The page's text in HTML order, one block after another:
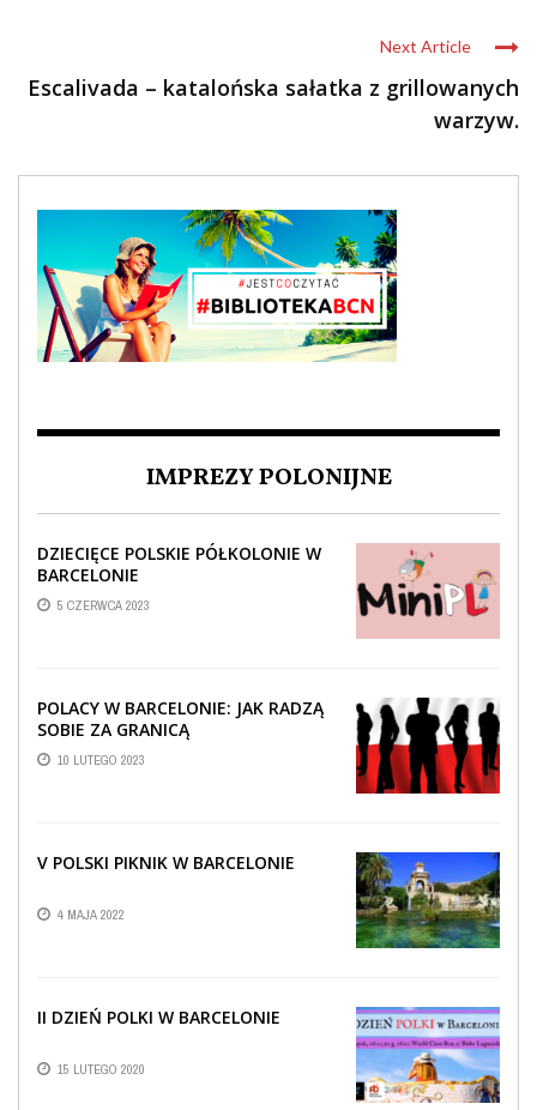
Next Article
Escalivada – katalońska sałatka z grillowanych
warzyw.
IMPREZY POLONIJNE
DZIECIĘCE POLSKIE PÓŁKOLONIE W
BARCELONIE
5 CZERWCA 2023
POLACY W BARCELONIE: JAK RADZĄ
SOBIE ZA GRANICĄ
10 LUTEGO 2023
V POLSKI PIKNIK W BARCELONIE
4 MAJA 2022
II DZIEŃ POLKI W BARCELONIE
15 LUTEGO 2020